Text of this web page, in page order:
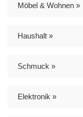
Möbel & Wohnen »
Haushalt »
Schmuck »
Elektronik »